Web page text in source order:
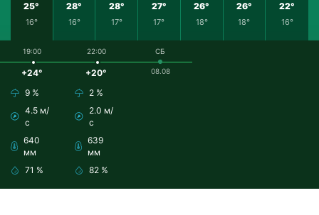
25°
16°
28°
16°
28°
17°
27°
17°
26°
18°
26°
18°
22°
16°
19:00
+24°
9 %
4.5 м/
с
640
мм
71 %
22:00
+20°
2 %
2.0 м/
с
639
мм
82 %
СБ
08.08